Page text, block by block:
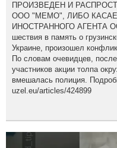
ПРОИЗВЕДЕН И
ООО "МЕМО", ЛИБО
ИНОСТРАННОГО АГЕНТА
шествия в память о
Украине, произошел
По словам очевидцев,
участников акции толпа
вмешалась полиция.
uzel.eu/articles/424899